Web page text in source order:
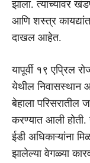
झाला. त्याच्यावर
आणि शस्त्र
दाखल आहेत.
यापूर्वी १९ एप्रिल
येथील निवासस्थान
बेहाला परिसरातील
करण्यात आली होती.
ईडी अधिकाऱ्यांना
झालेल्या वेगळ्या